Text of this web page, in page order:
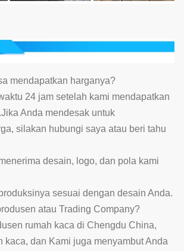
mendapatkan harganya?
24 jam setelah kami mendapatkan
Anda mendesak untuk
silakan hubungi saya atau beri tahu
desain, logo, dan pola kami
sesuai dengan desain Anda.
atau Trading Company?
rumah kaca di Chengdu China,
kaca, dan Kami juga menyambut Anda